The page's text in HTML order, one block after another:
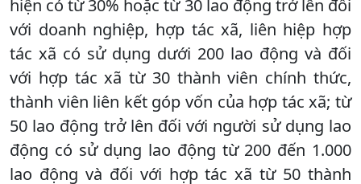
hiện có từ 30% hoặc từ 30 lao động trở lên đối
với doanh nghiệp, hợp tác xã, liên hiệp hợp
tác xã có sử dụng dưới 200 lao động và đối
với hợp tác xã từ 30 thành viên chính thức,
thành viên liên kết góp vốn của hợp tác xã; từ
50 lao động trở lên đối với người sử dụng lao
động có sử dụng lao động từ 200 đến 1.000
lao động và đối với hợp tác xã từ 50 thành